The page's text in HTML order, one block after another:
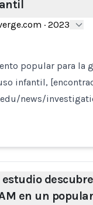
· 2023
popular para la
infantil,
news/
estudio
en un